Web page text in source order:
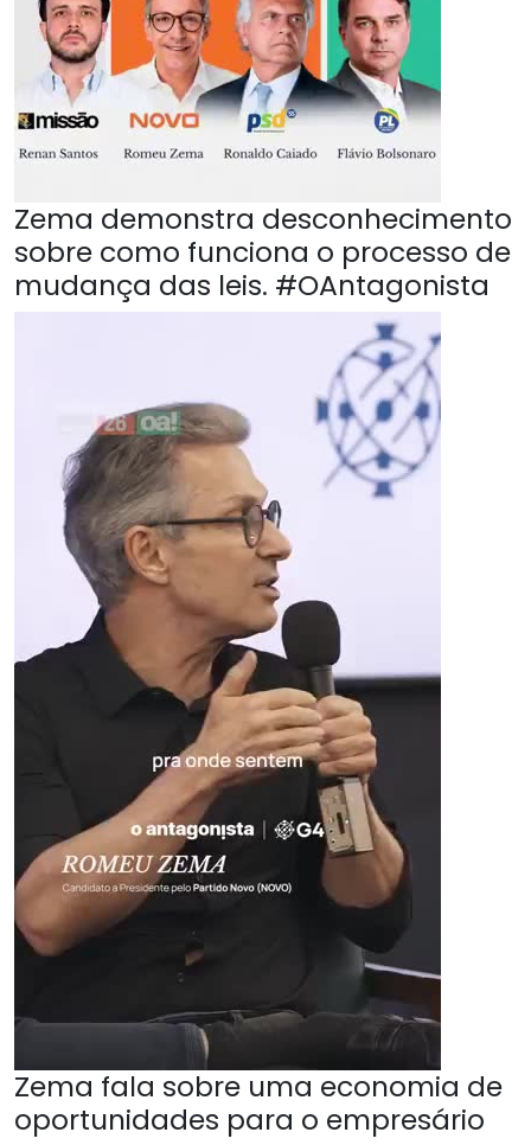
Zema demonstra desconhecimento
sobre como funciona o processo de
mudança das leis. #OAntagonista
Zema fala sobre uma economia de
oportunidades para o empresário